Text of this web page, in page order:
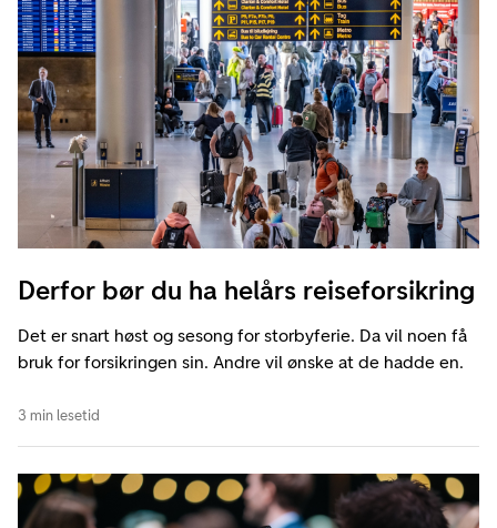
Derfor bør du ha helårs reiseforsikring
Det er snart høst og sesong for storbyferie. Da vil noen få
bruk for forsikringen sin. Andre vil ønske at de hadde en.
3 min lesetid